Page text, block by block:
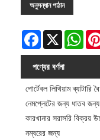
অনুসন্ধান পাঠান
Facebook
X
পণ্যের বর্ণনা
পোর্টেবল লিথিয়াম
নেমপ্লেটের জন্য ধাতব জন্য
কারখানার সরাসরি বিক্রয়
নম্বরের জন্য